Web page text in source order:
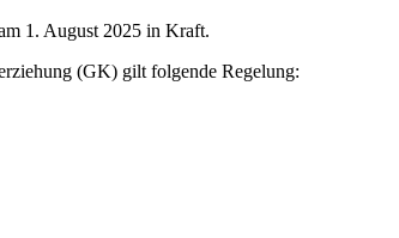
1. August 2025 in Kraft.
(GK) gilt folgende Regelung: